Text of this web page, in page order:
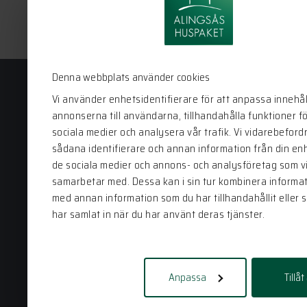
Denna webbplats använder cookies
Vi använder enhetsidentifierare för att anpassa
annonserna till användarna, tillhandahålla funktioner
sociala medier och analysera vår trafik. Vi
sådana identifierare och annan information från din
de sociala medier och annons- och analysföretag som vi
samarbetar med. Dessa kan i sin tur kombinera
med annan information som du har tillhandahållit eller
har samlat in när du har använt deras tjänster.
Anpassa Tillåt
Alingsås Huspaket
Bergstena Sågen 1
441 92 Alingsås
0322-22 95 50
info@alingsashuspaket.se